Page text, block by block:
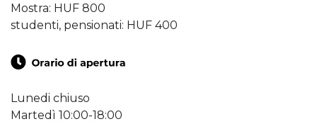
Mostra: HUF 800
studenti, pensionati: HUF 400
Lunedi chiuso
Martedì 10:00-18:00